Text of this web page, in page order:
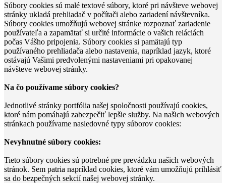
Súbory cookies sú malé textové súbory, ktoré pri návšteve webovej
stránky ukladá prehliadač v počítači alebo zariadení návštevníka.
Súbory cookies umožňujú webovej stránke rozpoznať zariadenie
používateľa a zapamätať si určité informácie o vašich reláciách
počas Vášho pripojenia. Súbory cookies si pamätajú typ
používaného prehliadača alebo nastavenia, napríklad jazyk, ktoré
ostávajú Vašimi predvolenými nastaveniami pri opakovanej
návšteve webovej stránky.
Na čo používame súbory cookies?
Jednotlivé stránky portfólia našej spoločnosti používajú cookies,
ktoré nám pomáhajú zabezpečiť lepšie služby. Na našich webových
stránkach používame nasledovné typy súborov cookies:
Nevyhnutné súbory cookies:
Tieto súbory cookies sú potrebné pre prevádzku našich webových
stránok. Sem patria napríklad cookies, ktoré vám umožňujú prihlásiť
sa do bezpečných sekcií našej webovej stránky.